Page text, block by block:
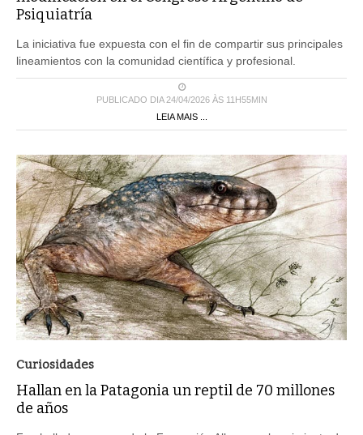
Psiquiatría
La iniciativa fue expuesta con el fin de compartir sus principales
lineamientos con la comunidad científica y profesional.
PUBLICADO DIA 24/04/2026 ÀS 11H55MIN
LEIA MAIS ...
Curiosidades
Hallan en la Patagonia un reptil de 70 millones
de años